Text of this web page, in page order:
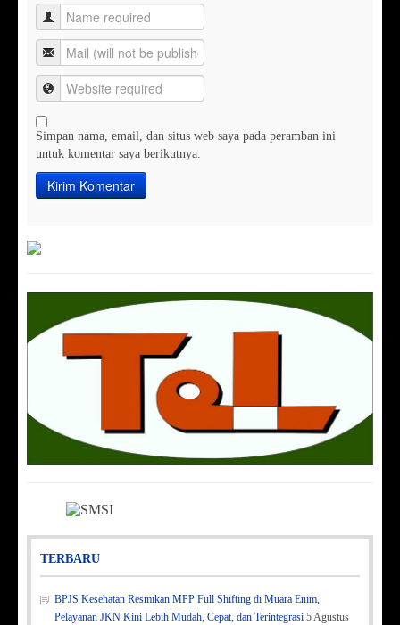
Simpan nama, email, dan situs web saya pada peramban ini
untuk komentar saya berikutnya.
TERBARU
BPJS Kesehatan Resmikan MPP Full Shifting di Muara Enim,
Pelayanan JKN Kini Lebih Mudah, Cepat, dan Terintegrasi 5 Agustus